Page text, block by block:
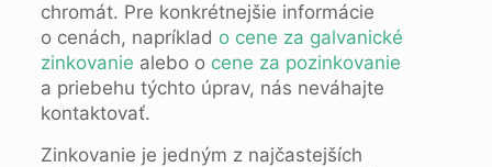
chromát. Pre konkrétnejšie informácie
o cenách, napríklad o cene za galvanické
zinkovanie alebo o cene za pozinkovanie
a priebehu týchto úprav, nás neváhajte
kontaktovať.
Zinkovanie je jedným z najčastejších